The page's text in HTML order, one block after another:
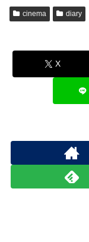
cinema diary
X